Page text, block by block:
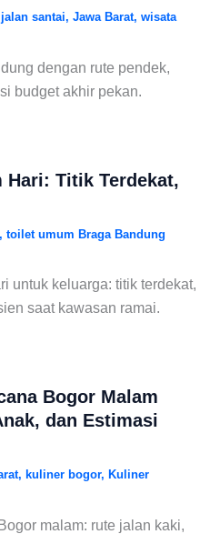
jalan santai, Jawa Barat, wisata
dengan rute pendek,
budget akhir pekan.
Hari: Titik Terdekat,
toilet umum Braga Bandung
untuk keluarga: titik terdekat,
saat kawasan ramai.
Bogor Malam
dan Estimasi
, kuliner bogor, Kuliner
malam: rute jalan kaki,